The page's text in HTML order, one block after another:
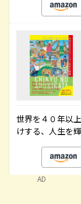
世界を４０年以
けする、人生を
AD